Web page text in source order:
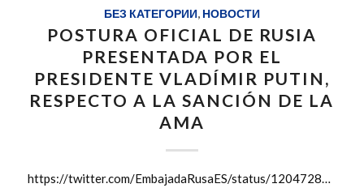
БЕЗ КАТЕГОРИИ, НОВОСТИ
POSTURA OFICIAL DE RUSIA
PRESENTADA POR EL
PRESIDENTE VLADÍMIR PUTIN,
RESPECTO A LA SANCIÓN DE LA
AMA
https://twitter.com/EmbajadaRusaES/status/